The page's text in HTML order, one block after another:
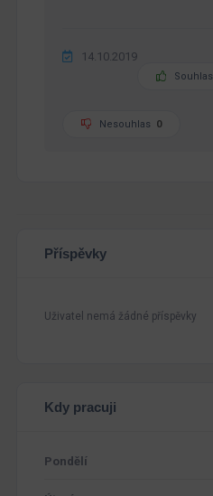
14.10.2019
Souhlas
Nesouhlas 0
Příspěvky
Uživatel nemá žádné příspěvky
Kdy pracuji
Pondělí